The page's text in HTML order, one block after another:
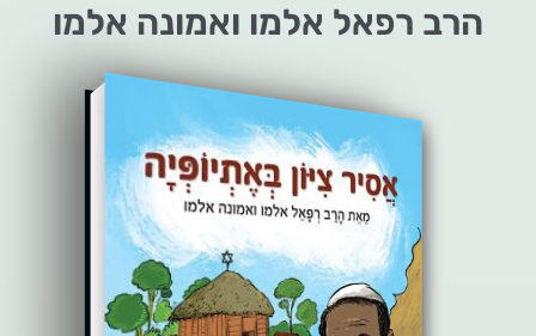
הרב רפאל אלמו ואמונה אלמו